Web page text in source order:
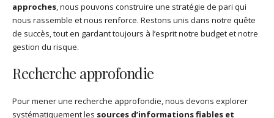
approches, nous pouvons construire une stratégie de pari qui
nous rassemble et nous renforce. Restons unis dans notre quête
de succès, tout en gardant toujours à l’esprit notre budget et notre
gestion du risque.
Recherche approfondie
Pour mener une recherche approfondie, nous devons explorer
systématiquement les sources d’informations fiables et